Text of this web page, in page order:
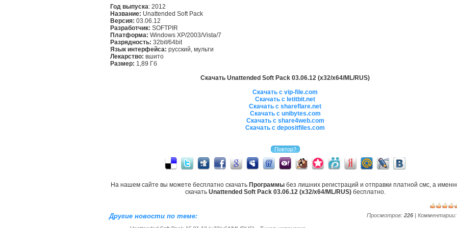
Год выпуска: 2012
Название: Unattended Soft Pack
Версия: 03.06.12
Разработчик: SOFTPIR
Платформа: Windows XP/2003/Vista/7
Разрядность: 32bit/64bit
Язык интерфейса: русский, мульти
Лекарство: вшито
Размер: 1,89 Гб
Скачать Unattended Soft Pack 03.06.12 (x32/x64/ML/RUS)
Скачать с vip-file.com
Скачать с letitbit.net
Скачать с shareflare.net
Скачать с unibytes.com
Скачать с share4web.com
Скачать с depositfiles.com
На нашем сайте вы можете бесплатно скачать Программы без лишних регистраций и отправки платной смс, а
скачать Unattended Soft Pack 03.06.12 (x32/x64/ML/RUS)бесплатно.
Просмотров: 226 | Комментарии:
Другие новости по теме: